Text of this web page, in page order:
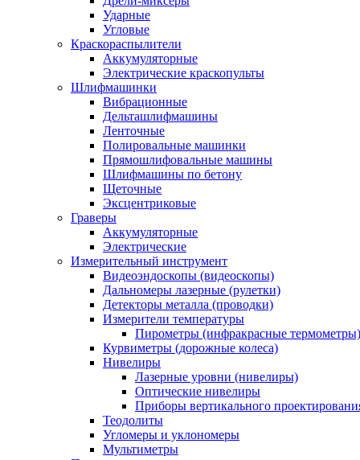
Ударные
Угловые
Краскораспылители
Аккумуляторные
Электрические краскопульты
Шлифмашинки
Вибрационные
Дельташлифмашины
Ленточные
Полировальные машинки
Прямошлифовальные машины
Шлифмашины по бетону
Щеточные
Эксцентриковые
Граверы
Аккумуляторные
Электрические
Измерительный инструмент
Видеоэндоскопы (видеоскопы)
Дальномеры лазерные (рулетки)
Детекторы металла (проводки)
Измерители температуры
Пирометры (инфракрасные термометры)
Курвиметры (дорожные колеса)
Нивелиры
Лазерные уровни (нивелиры)
Оптические нивелиры
Приборы вертикального
Теодолиты
Угломеры и уклономеры
Мультиметры